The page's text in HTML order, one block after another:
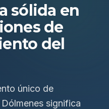
sólida en
de
del
único de
significa